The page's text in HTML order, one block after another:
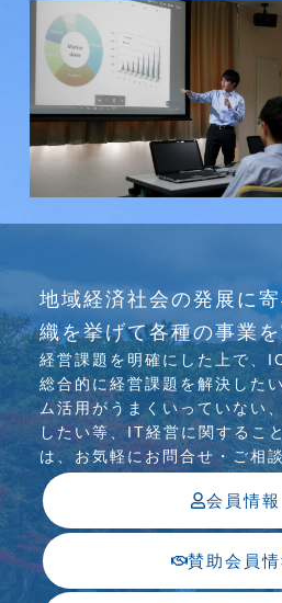
介護ソリューション研究会、
行っています
地域経済社会の発展に
織を挙げて各種の事業を
経営課題を明確にした上で、
総合的に経営課題を解決した
ム活⽤がうまくいっていない
したい等、IT経営に関するこ
は、お気軽にお問合せ・ご相
会員情報
賛助会員情